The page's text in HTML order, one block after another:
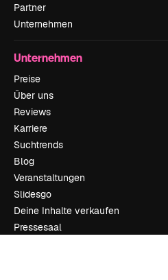
Partner
Unternehmen
Unternehmen
Preise
Über uns
Reviews
Karriere
Suchtrends
Blog
Veranstaltungen
Slidesgo
Deine Inhalte verkaufen
Pressesaal